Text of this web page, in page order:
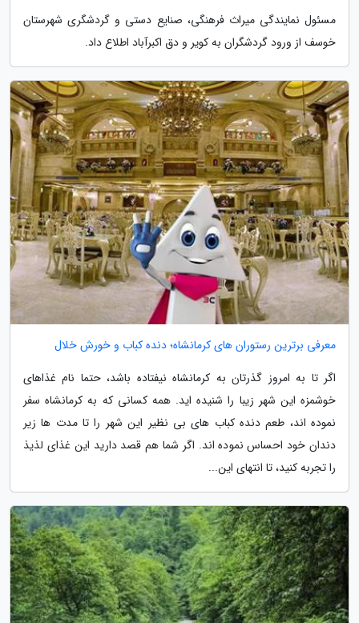
مسئول نمایندگی میراث فرهنگی، صنایع دستی و گردشگری شهرستان
خوسف از ورود گردشگران به کویر و دق اکبرآباد اطلاع داد.
معرفی برترین رستوران های کرمانشاه؛ دنده کباب و خورش خلال
اگر تا به امروز گذرتان به کرمانشاه نیفتاده باشد، حتما نام غذاهای
خوشمزه این شهر زیبا را شنیده اید. همه کسانی که به کرمانشاه سفر
نموده اند، طعم دنده کباب های بی نظیر این شهر را تا مدت ها زیر
دندان خود احساس نموده اند. اگر شما هم قصد دارید این غذای لذیذ
را تجربه کنید، تا انتهای این...